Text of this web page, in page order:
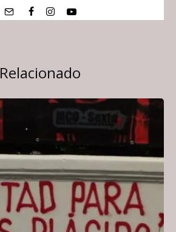
Relacionado